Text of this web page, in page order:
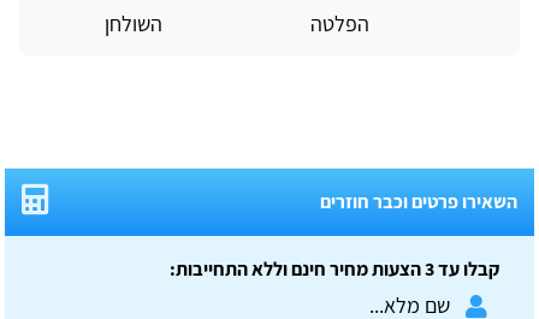
הפלטה
השולחן
השאירו פרטים וכבר חוזרים
קבלו עד 3 הצעות מחיר חינם וללא התחייבות: